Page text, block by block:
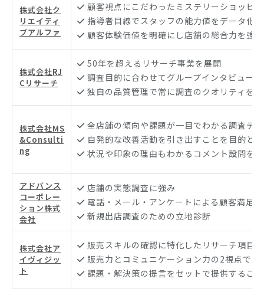
株式会社ク
リエイティ
ブアルファ
顧客視点にこだわったミステリーショッピ
指導者目線でスタッフの能力値をデータ化
顧客体験価値を明確にし店舗の総合力を強化
株式会社RJ
Cリサーチ
50年を超えるリサーチ事業を展開
調査目的に合わせてグループインタビュー
独自の品質管理で常に調査のクオリティを
株式会社MS
&Consulti
ng
全店舗の傾向や課題が一目でわかる調査デ
自発的な改善活動を引き出すことを目的と
状況や印象の理由もわかるコメント設問を
アドバンス
コーポレー
ション株式
会社
店舗の実態調査に強み
電話・メール・アンケートによる顧客満足
新規出店調査のための立地診断
株式会社ア
イヴィジッ
ト
販売スキルの確認に特化したリサーチ項目
販売力とコミュニケーション力の2視点で
課題・解決策の提言をセットで提供するこ